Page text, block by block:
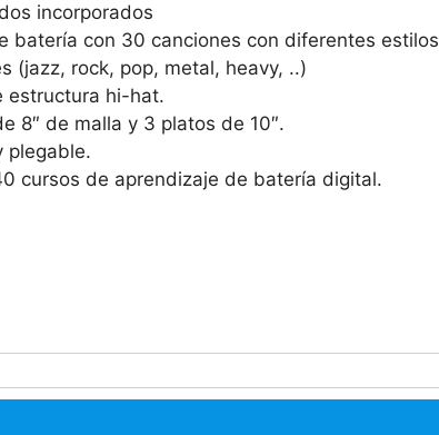
incorporados
batería con 30 canciones con diferentes estilos
(jazz, rock, pop, metal, heavy, ..)
estructura hi-hat.
8″ de malla y 3 platos de 10″.
plegable.
cursos de aprendizaje de batería digital.